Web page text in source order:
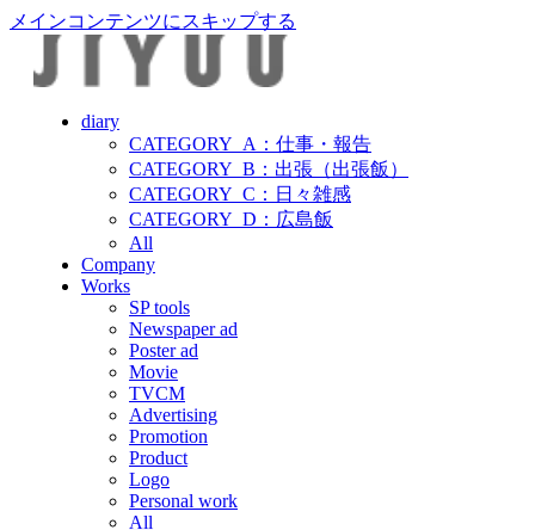
メインコンテンツにスキップする
diary
CATEGORY_A：仕事・報告
CATEGORY_B：出張（出張飯）
CATEGORY_C：日々雑感
CATEGORY_D：広島飯
All
Company
Works
SP tools
Newspaper ad
Poster ad
Movie
TVCM
Advertising
Promotion
Product
Logo
Personal work
All